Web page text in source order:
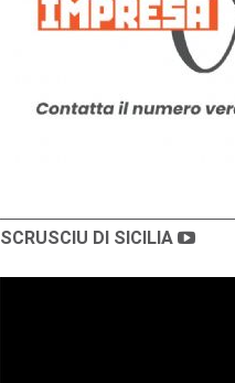
SCRUSCIU DI SICILIA